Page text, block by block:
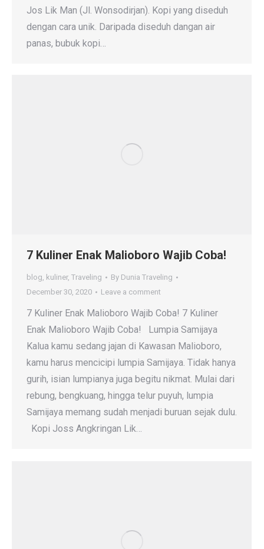
Jos Lik Man (Jl. Wonsodirjan). Kopi yang diseduh
dengan cara unik. Daripada diseduh dangan air
panas, bubuk kopi…
7 Kuliner Enak Malioboro Wajib Coba!
blog, kuliner, Traveling By Dunia Traveling
December 30, 2020
Leave a comment
7 Kuliner Enak Malioboro Wajib Coba! 7 Kuliner
Enak Malioboro Wajib Coba! Lumpia Samijaya
Kalua kamu sedang jajan di Kawasan Malioboro,
kamu harus mencicipi lumpia Samijaya. Tidak hanya
gurih, isian lumpianya juga begitu nikmat. Mulai dari
rebung, bengkuang, hingga telur puyuh, lumpia
Samijaya memang sudah menjadi buruan sejak dulu.
Kopi Joss Angkringan Lik…